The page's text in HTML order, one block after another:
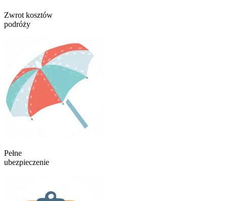
Zwrot kosztów
podróży
Pełne
ubezpieczenie